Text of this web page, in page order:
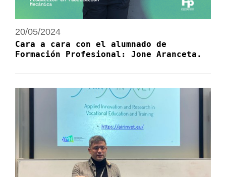
20/05/2024
Cara a cara con el alumnado de
Formación Profesional: Jone Aranceta.